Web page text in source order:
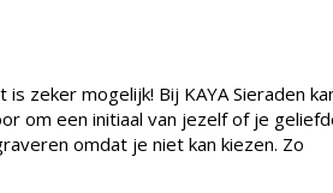
zeker mogelijk! Bij KAYA Sieraden
om een initiaal van jezelf of je
omdat je niet kan kiezen. Zo